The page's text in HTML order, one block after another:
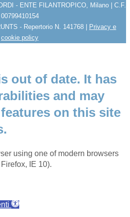
- ENTE FILANTROPICO, Milano | C.F.
00799410154
- Repertorio N. 141768 | Privacy e
cookie policy
out of date. It has
and may
on this site
using one of modern browsers
IE 10).